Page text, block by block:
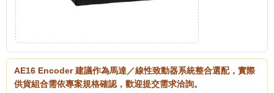
AE16 Encoder 建議作為馬達／線性致動器系統整合選配，實際
供貨組合需依專案規格確認，歡迎提交需求洽詢。